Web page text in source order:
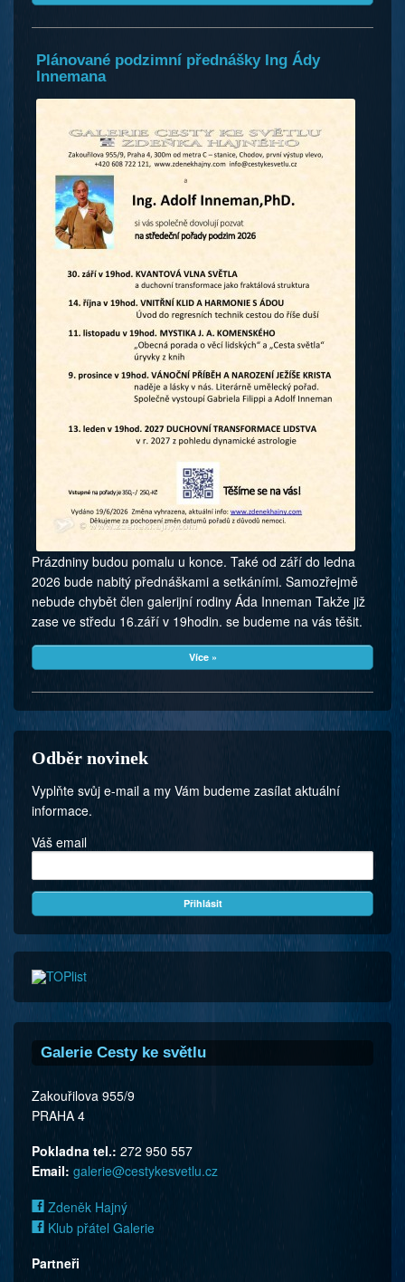
Plánované podzimní přednášky Ing Ády
Innemana
Prázdniny budou pomalu u konce. Také od září do ledna
2026 bude nabitý přednáškami a setkáními. Samozřejmě
nebude chybět člen galerijní rodiny Áda Inneman Takže již
zase ve středu 16.září v 19hodin. se budeme na vás těšit.
Více »
Odběr novinek
Vyplňte svůj e-mail a my Vám budeme zasílat aktuální
informace.
Váš email
Galerie Cesty ke světlu
Zakouřilova 955/9
PRAHA 4
Pokladna tel.: 272 950 557
Email: galerie@cestykesvetlu.cz
Zdeněk Hajný
Klub přátel Galerie
Partneři